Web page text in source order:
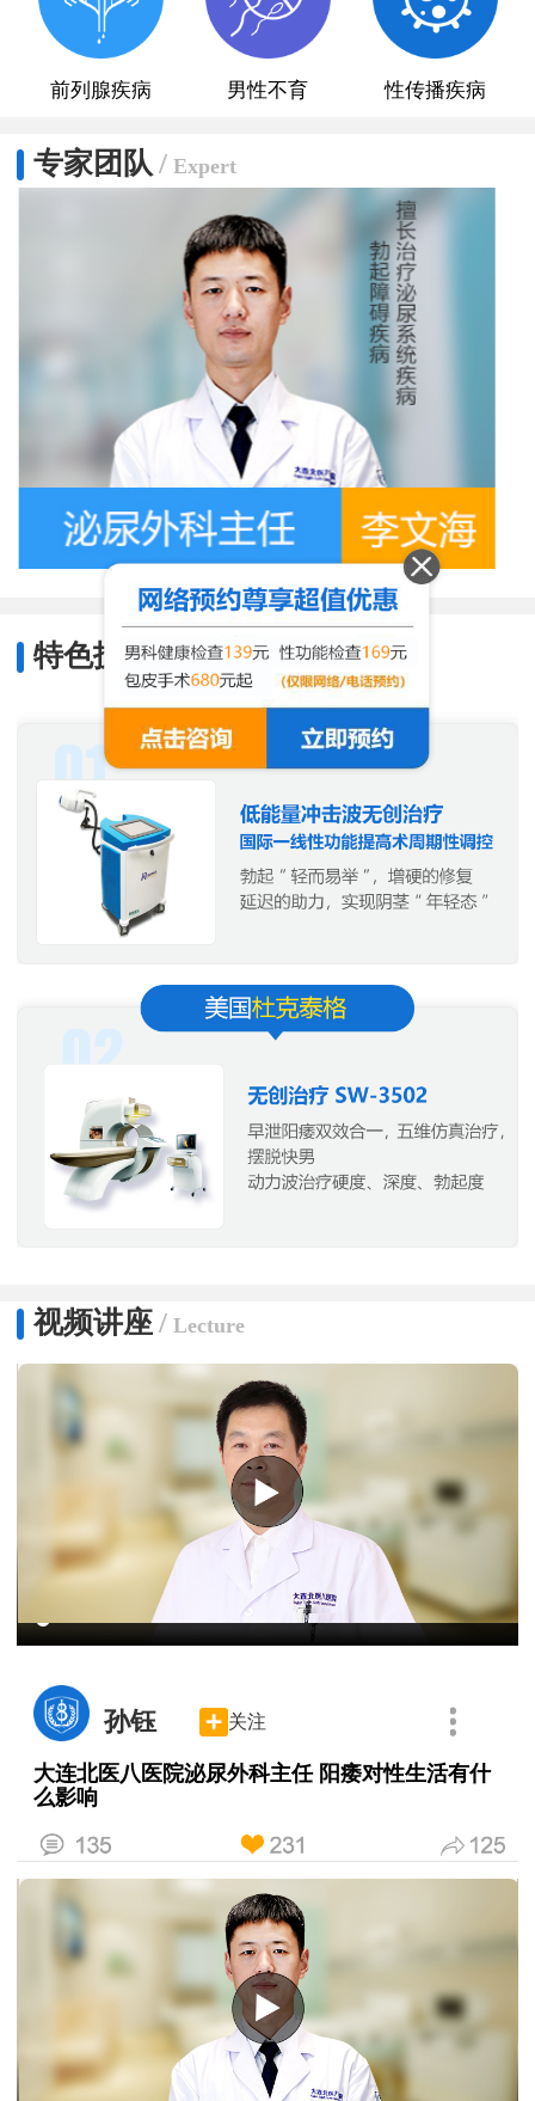
前列腺疾病 男性不育 性传播疾病
专家团队 / Expert
特色技术/Characteristic
视频讲座/ Lecture
孙钰 关注
大连北医八医院泌尿外科主任 阳痿对性生活有什
么影响